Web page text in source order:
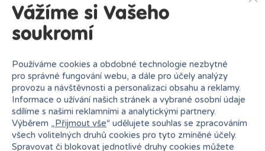
Proč nakupovat v Bambuli?
Nejširší sortiment na
trhu
27 kamenných prodejen
Vážíme si Vašeho
soukromí
Používáme cookies a obdobné technologie nezbytné
pro správné fungování webu, a dále pro účely analýzy
provozu a návštěvnosti a personalizaci obsahu a reklamy.
Informace o užívání našich stránek a vybrané osobní údaje
sdílíme s našimi reklamními a analytickými partnery.
Výběrem „Přijmout vše“ udělujete souhlas se zpracováním
všech volitelných druhů cookies pro tyto zmíněné účely.
Spravovat či blokovat jednotlivé druhy cookies můžete